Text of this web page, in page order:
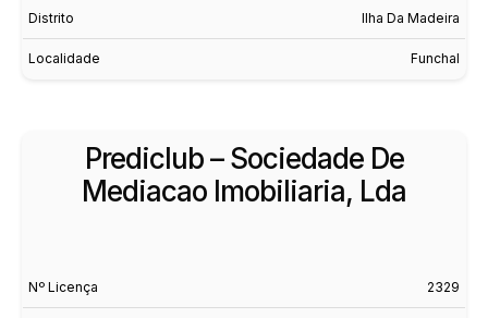
Distrito Ilha Da Madeira
Localidade Funchal
Prediclub – Sociedade De
Mediacao Imobiliaria, Lda
Nº Licença 2329